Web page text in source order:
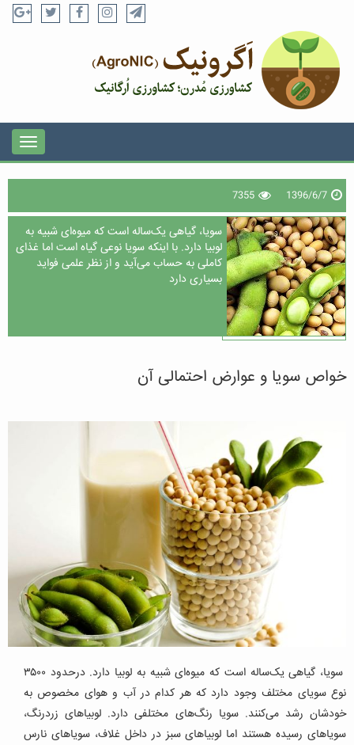
1396/6/7
7355
سویا، گیاهی یک‌ساله است که میوه‌ای شبیه به
لوبیا دارد. با اینکه سویا نوعی گیاه است اما غذای
کاملی به حساب می‌آید و از نظر علمی فواید
بسیاری دارد
خواص سویا و عوارض احتمالی آن
سویا، گیاهی یک‌ساله است که میوه‌ای شبیه به لوبیا دارد. درحدود ۳۵۰۰
نوع سویای مختلف وجود دارد که هر کدام در آب و هوای مخصوص به
خودشان رشد می‌کنند. سویا رنگ‌های مختلفی دارد. لوبیاهای زردرنگ،
سویاهای رسیده هستند اما لوبیاهای سبز در داخل غلاف، سویاهای نارس